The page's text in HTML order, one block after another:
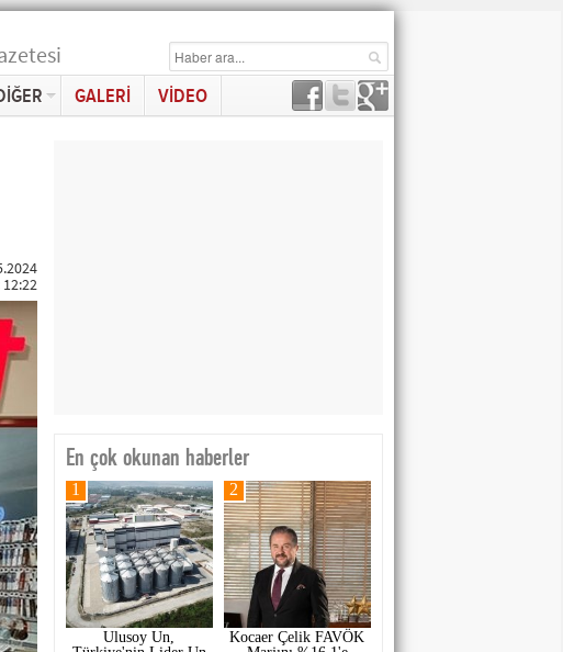
GALERİ VİDEO
En çok okunan haberler
Ulusoy Un,
1
Kocaer Çelik FAVÖK
2